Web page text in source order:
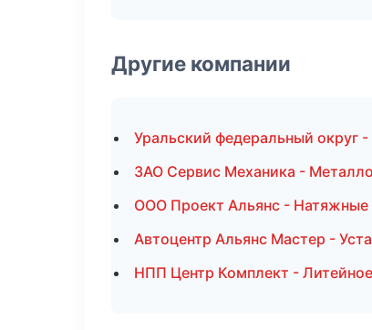
Другие компании
Уральский федеральный округ
ЗАО Сервис Механика -
ООО Проект Альянс - Натяжные
Автоцентр Альянс Мастер -
НПП Центр Комплект -